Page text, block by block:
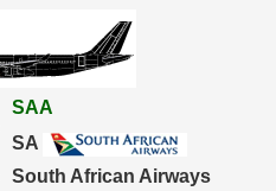
SAA
SA
South African Airways